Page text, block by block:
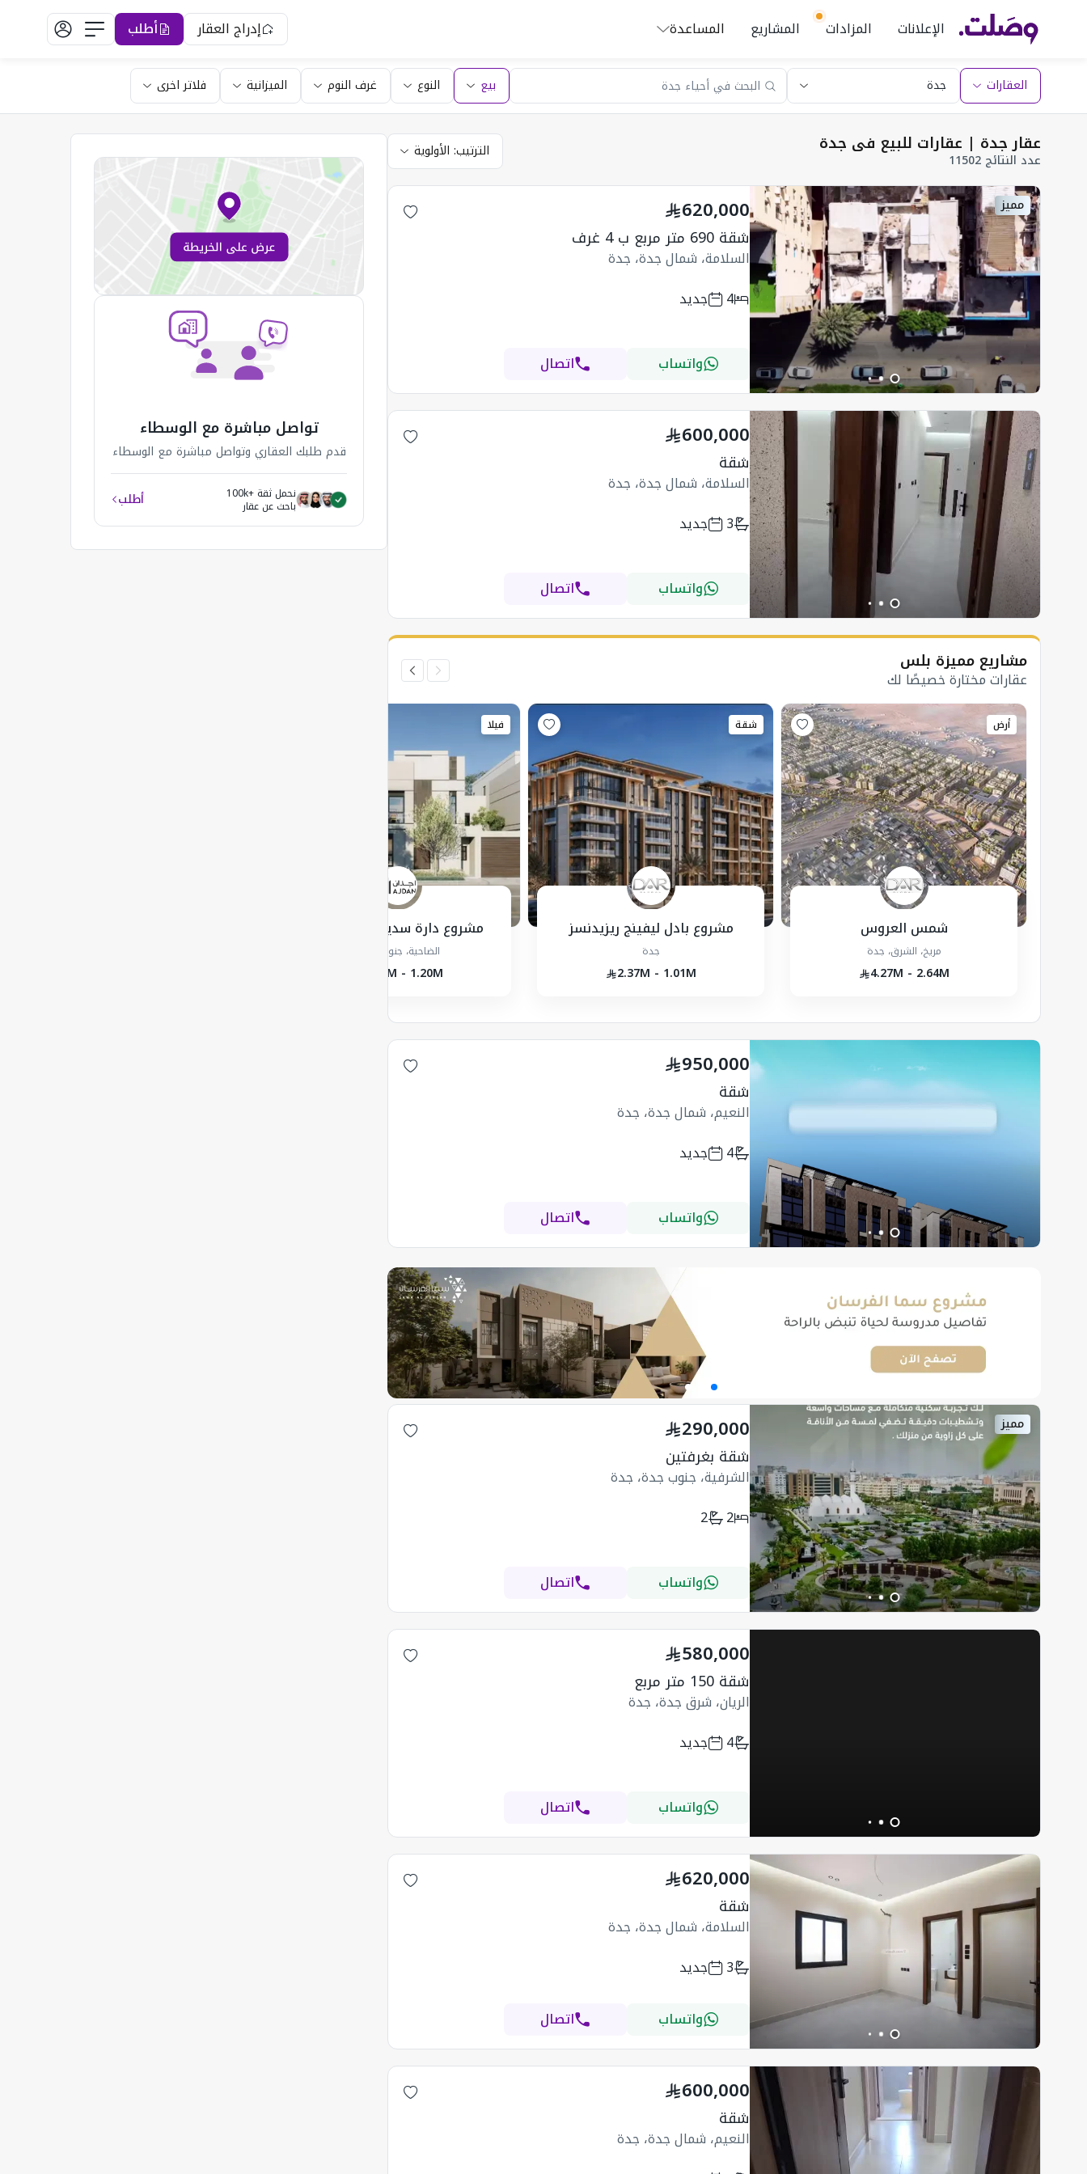
الإعلانات المزادات المشاريع المساعدة إدراج العقار أطلب
العقارات بيع النوع غرف النوم الميزانية فلاتر اخرى
عقار جدة | عقارات للبيع في جدة
عدد النتائج 11502 الترتيب: الأولوية
مميز 620,000
شقة 690 متر مربع ب 4 غرف
السلامة، شمال جدة، جدة
4
جديد
واتساب اتصال
600,000
شقة
السلامة، شمال جدة، جدة
3
جديد
واتساب اتصال
مشاريع مميزة بلس
عقارات مختارة خصيصًا لك
أرض
شمس العروس
مريخ، الشرق، جدة
4.27M - 2.64M
شقة
مشروع بادل ليفينج ريزيدنسز
جدة
2.37M - 1.01M
فيلا
مشروع دارة سديم - فلل للبيع
الضاحية، جنوب، جدة
1.47M - 1.20M
950,000
شقة
النعيم، شمال جدة، جدة
4
جديد
واتساب اتصال
مميز 290,000
شقة بغرفتين
الشرفية، جنوب جدة، جدة
2
2
واتساب اتصال
580,000
شقة 150 متر مربع
الريان، شرق جدة، جدة
4
جديد
واتساب اتصال
620,000
شقة
السلامة، شمال جدة، جدة
3
جديد
واتساب اتصال
600,000
شقة
النعيم، شمال جدة، جدة
تواصل مباشرة مع الوسطاء
قدم طلبك العقاري وتواصل مباشرة مع الوسطاء
نحمل ثقة +100k
باحث عن عقار أطلب